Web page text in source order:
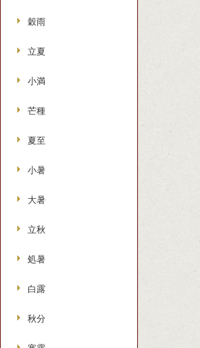
穀雨
立夏
小満
芒種
夏至
小暑
大暑
立秋
処暑
白露
秋分